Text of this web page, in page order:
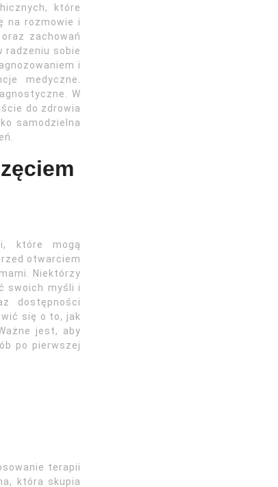
które
na rozmowie i
zachowań
radzeniu sobie
i
medyczne.
W
do zdrowia
samodzielna
które mogą
otwarciem
Niektórzy
swoich myśli i
dostępności
się o to, jak
jest, aby
po pierwszej
terapii
która skupia